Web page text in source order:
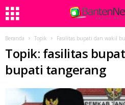
Beranda Topik Fasilitas bupati dan wakil
Topik: fasilitas
bupati tangerang